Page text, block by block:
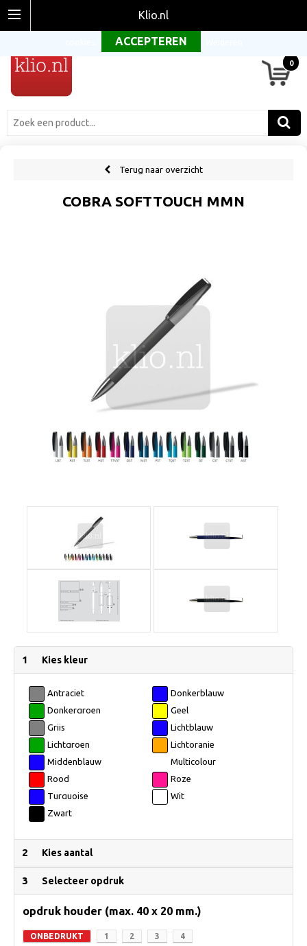
Klio.nl
0
Terug naar overzicht
COBRA SOFTTOUCH MMN
1 Kies kleur
Antraciet
Donkerblauw
Donkergroen
Geel
Grijs
Lichtblauw
Lichtgroen
Lichtoranje
Middenblauw
Multicolour
Rood
Roze
Turquoise
Wit
Zwart
2 Kies aantal
3 Selecteer opdruk
opdruk houder (max. 40 x 20 mm.)
ONBEDRUKT 1 2 3 4
Om onze website optimaal te laten functioneren maken wij gebruik van